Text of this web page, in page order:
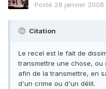
Posté 28 janvier 2008
Citation
Le recel est le fait de
transmettre une chose,
afin de la transmettre, en
d'un crime ou d'un délit.